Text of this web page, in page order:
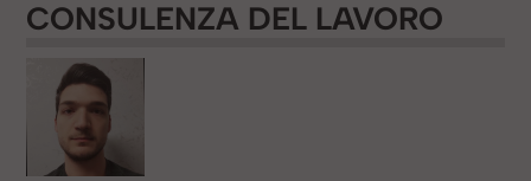
CONSULENZA DEL LAVORO